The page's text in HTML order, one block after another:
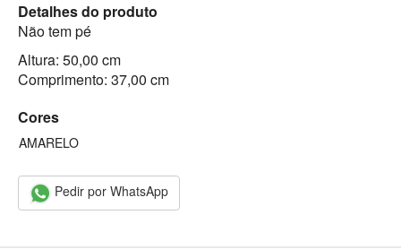
Detalhes do produto
Não tem pé
Altura: 50,00 cm
Comprimento: 37,00 cm
Cores
AMARELO
Pedir por WhatsApp